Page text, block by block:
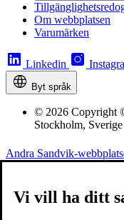
Om webbplatsen
Varumärken
Linkedin
Byt språk
© 2026 Copyright
Stockholm,
Andra Sandvik-
Vi vill ha ditt